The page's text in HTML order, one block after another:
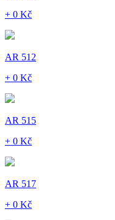
+ 0 Kč
AR 512
+ 0 Kč
AR 515
+ 0 Kč
AR 517
+ 0 Kč